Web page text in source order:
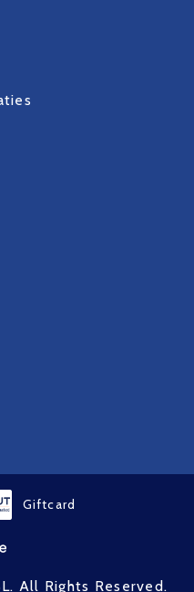
Giftcard
All Rights Reserved.